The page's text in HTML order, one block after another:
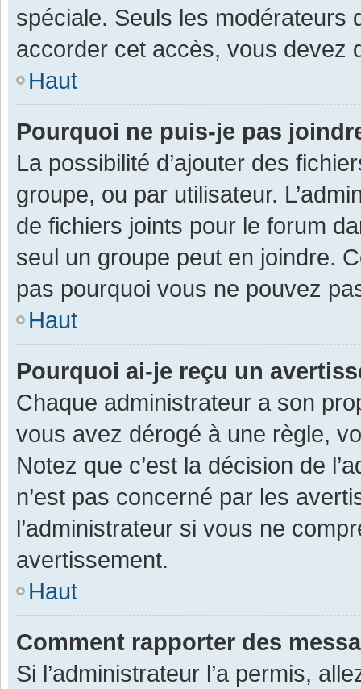
spéciale. Seuls les modérateurs
accorder cet accès, vous devez
Haut
Pourquoi ne puis-je pas
La possibilité d’ajouter des
groupe, ou par utilisateur.
de fichiers joints pour le forum
seul un groupe peut en joindre.
pas pourquoi vous ne pouvez
Haut
Pourquoi ai-je reçu un
Chaque administrateur a son
vous avez dérogé à une règle,
Notez que c’est la décision de
n’est pas concerné par les
l’administrateur si vous ne
avertissement.
Haut
Comment rapporter des
Si l’administrateur l’a permis,